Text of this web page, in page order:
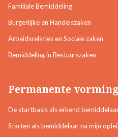
Familiale Bemiddeling
Burgerlijke en Handelszaken
Arbeidsrelaties en Sociale zaken
Bemiddeling in Bestuurszaken
Permanente vorming
De startbasis als erkend
Starten als bemiddelaar na mijn